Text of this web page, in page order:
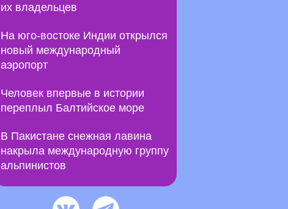
их владельцев
На юго-востоке Индии открылся
новый международный
аэропорт
Человек впервые в истории
переплыл Балтийское море
В Пакистане снежная лавина
накрыла международную группу
альпинистов